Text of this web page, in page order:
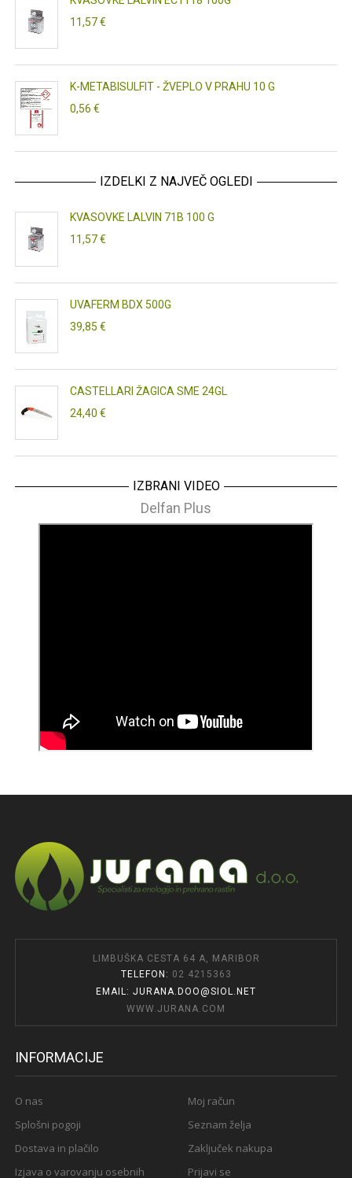
11,57 €
K-METABISULFIT - ŽVEPLO V PRAHU 10 G
0,56 €
IZDELKI Z NAJVEČ OGLEDI
KVASOVKE LALVIN 71B 100 G
11,57 €
UVAFERM BDX 500G
39,85 €
CASTELLARI ŽAGICA SME 24GL
24,40 €
IZBRANI VIDEO
Delfan Plus
LIMBUŠKA CESTA 64 A, MARIBOR
TELEFON: 02 4215363
EMAIL: JURANA.DOO@SIOL.NET
WWW.JURANA.COM
INFORMACIJE
O nas
Splošni pogoji
Dostava in plačilo
Izjava o varovanju osebnih
Moj račun
Seznam želja
Zaključek nakupa
Prijavi se